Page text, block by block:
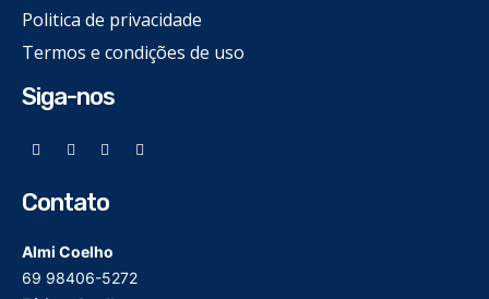
Politica de privacidade
Termos e condições de uso
Siga-nos
Contato
Almi Coelho
69 98406-5272